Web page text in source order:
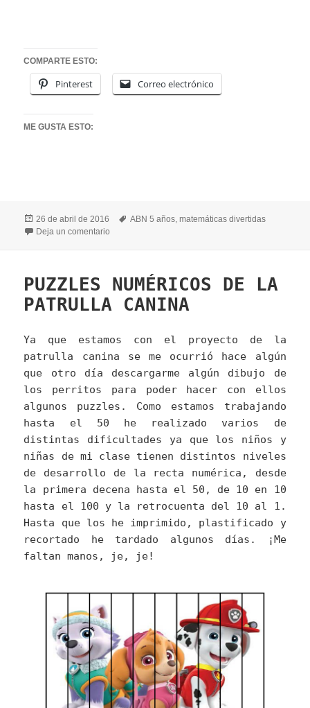
COMPARTE ESTO:
Pinterest Correo electrónico
ME GUSTA ESTO:
Publicado
el
26 de abril de 2016 Etiquetas
ABN 5 años,matemáticas divertidas
Deja un comentario
PUZZLES NUMÉRICOS DE LA
PATRULLA CANINA
Ya que estamos con el proyecto de la
patrulla canina se me ocurrió hace algún
que otro día descargarme algún dibujo de
los perritos para poder hacer con ellos
algunos puzzles. Como estamos trabajando
hasta el 50 he realizado varios de
distintas dificultades ya que los niños y
niñas de mi clase tienen distintos niveles
de desarrollo de la recta numérica, desde
la primera decena hasta el 50, de 10 en 10
hasta el 100 y la retrocuenta del 10 al 1.
Hasta que los he imprimido, plastificado y
recortado he tardado algunos días. ¡Me
faltan manos, je, je!